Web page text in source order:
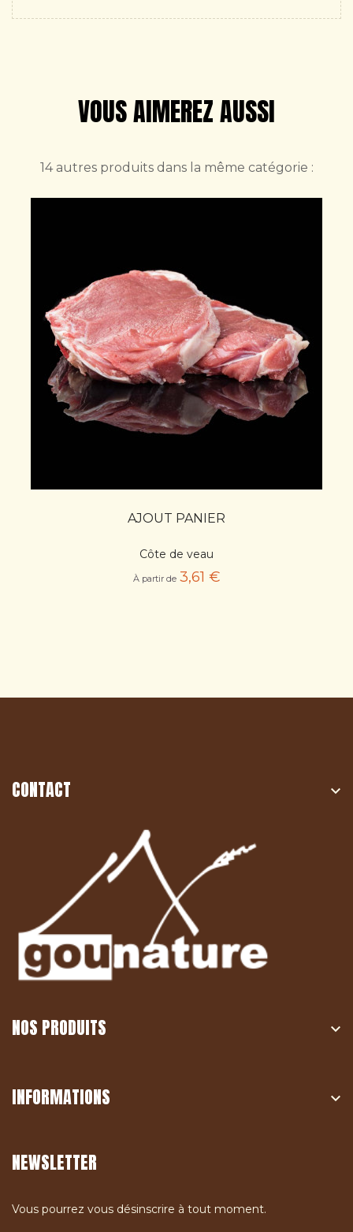
VOUS AIMEREZ AUSSI
14 autres produits dans la même catégorie :
AJOUT PANIER
Côte de veau
À partir de 3,61 €
CONTACT 
NOS PRODUITS 
INFORMATIONS 
NEWSLETTER
Vous pourrez vous désinscrire à tout moment.